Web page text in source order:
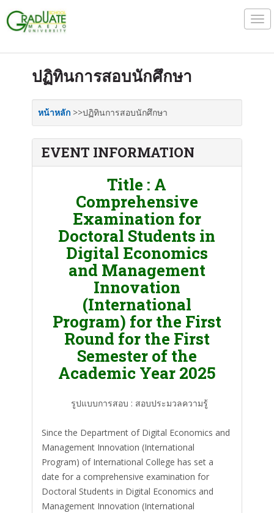
ปฏิทินการสอบนักศึกษา
หน้าหลัก >>ปฏิทินการสอบนักศึกษา
EVENT INFORMATION
Title : A
Comprehensive
Examination for
Doctoral Students in
Digital Economics
and Management
Innovation
(International
Program) for the First
Round for the First
Semester of the
Academic Year 2025
รูปแบบการสอบ : สอบประมวลความรู้
Since the Department of Digital Economics and
Management Innovation (International
Program) of International College has set a
date for a comprehensive examination for
Doctoral Students in Digital Economics and
Management Innovation (International